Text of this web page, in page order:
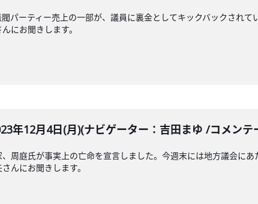
閥パーティー売上の一部が、議員に裏金としてキックバックされ
にお聞きします。
年12月4日(月)(ナビゲーター：吉田まゆ /コメンテ
、周庭氏が事実上の亡命を宣言しました。今週末には地方議会に
んにお聞きします。